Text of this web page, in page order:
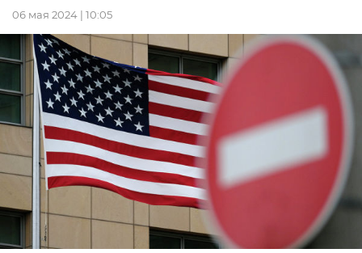
06 мая 2024 | 10:05